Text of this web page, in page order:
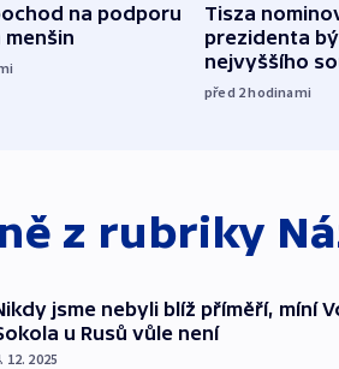
na podporu
Tisza
prezidenta
nejvyššího
před 2hodinami
z rubriky
jsme nebyli blíž příměří, míní
u Rusů vůle není
12. 2025